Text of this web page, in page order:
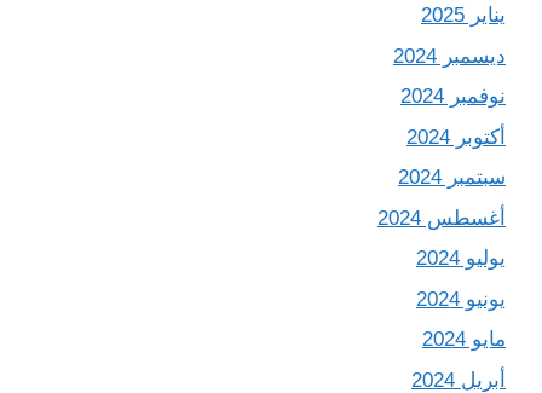
يناير 2025
ديسمبر 2024
نوفمبر 2024
أكتوبر 2024
سبتمبر 2024
أغسطس 2024
يوليو 2024
يونيو 2024
مايو 2024
أبريل 2024